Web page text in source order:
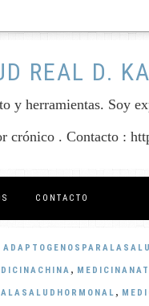
REAL D.
y herramientas. Soy
crónico . Contacto :
CONTACTO
,
,